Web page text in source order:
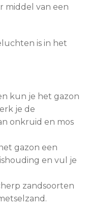
middel van een
is in het
kun je het gazon
je de
onkruid en mos
gazon een
en vul je
zandsoorten